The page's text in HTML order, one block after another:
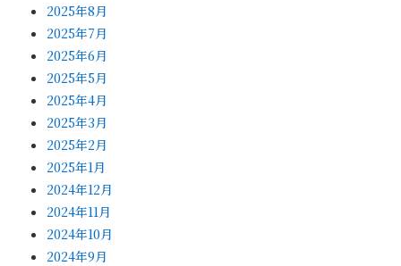
2025年8月
2025年7月
2025年6月
2025年5月
2025年4月
2025年3月
2025年2月
2025年1月
2024年12月
2024年11月
2024年10月
2024年9月